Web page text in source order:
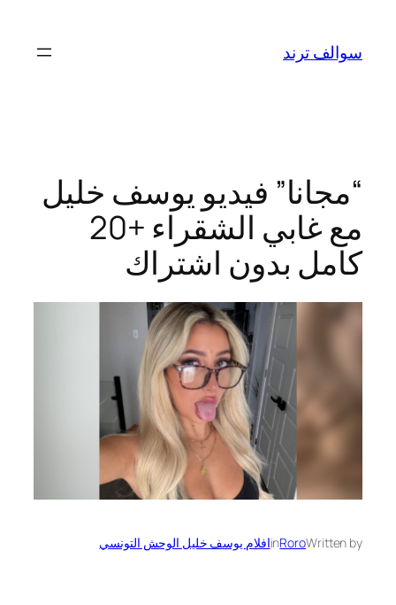
المحتوى
سوالف ترند
“مجانا” فيديو يوسف خليل
مع غابي الشقراء +20
كامل بدون اشتراك
Written by
Roro
inافلام يوسف خليل الوحش التونسي